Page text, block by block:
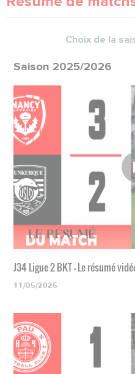
Choix de la
Saison 2025/2026
J34 Ligue 2 BKT - Le résumé
11/05/2026